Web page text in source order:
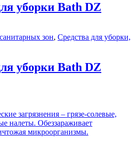
уборки Bath DZ
зон, Средства для уборки,
уборки Bath DZ
загрязнения – грязе-солевые,
налеты. Обеззараживает
микроорганизмы.